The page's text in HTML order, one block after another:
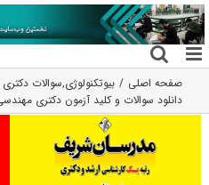
رفتن
به
محتوا
صفحه اصلی بیوتکنولوژی,سوالات دکتری 1401
دانلود سوالات و کلید آزمون دکتری مهندسی